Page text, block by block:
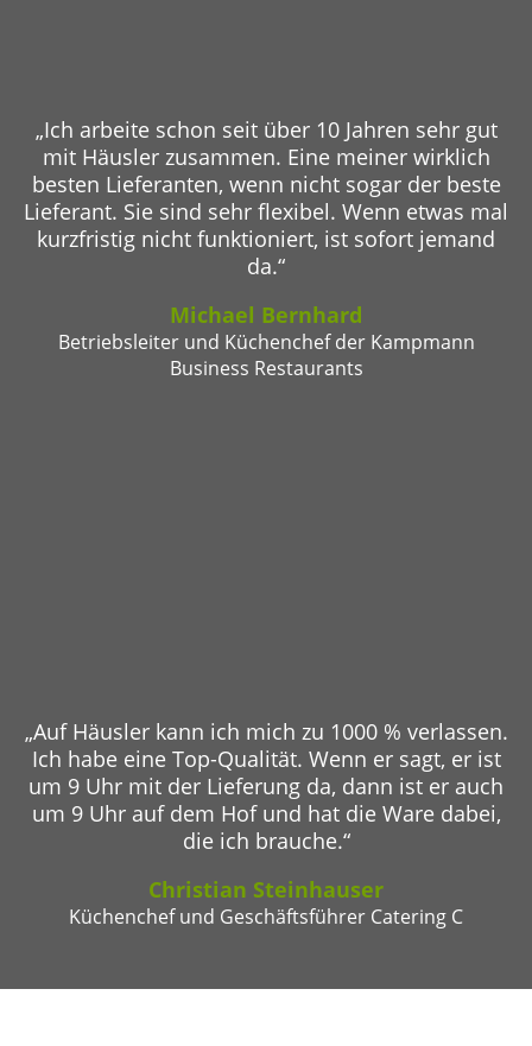
„Ich arbeite schon seit über 10 Jahren sehr gut
mit Häusler zusammen. Eine meiner wirklich
besten Lieferanten, wenn nicht sogar der beste
Lieferant. Sie sind sehr flexibel. Wenn etwas mal
kurzfristig nicht funktioniert, ist sofort jemand
da.“
Michael Bernhard
Betriebsleiter und Küchenchef der Kampmann
Business Restaurants
„Auf Häusler kann ich mich zu 1000 % verlassen.
Ich habe eine Top-Qualität. Wenn er sagt, er ist
um 9 Uhr mit der Lieferung da, dann ist er auch
um 9 Uhr auf dem Hof und hat die Ware dabei,
die ich brauche.“
Christian Steinhauser
Küchenchef und Geschäftsführer Catering C